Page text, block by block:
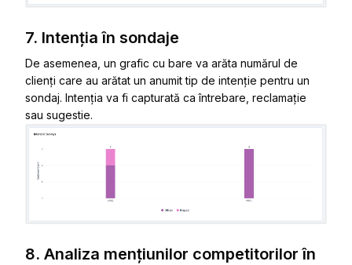
7. Intenția în sondaje
De asemenea, un grafic cu bare va arăta numărul de
clienți care au arătat un anumit tip de intenție pentru un
sondaj. Intenția va fi capturată ca întrebare, reclamație
sau sugestie.
8. Analiza mențiunilor competitorilor în